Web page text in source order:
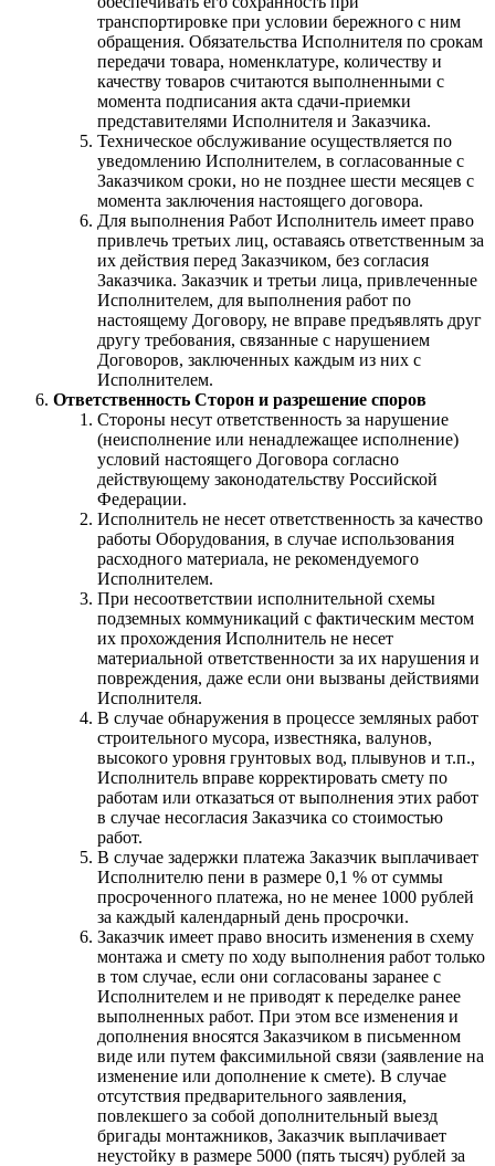
транспортировке при условии бережного с ним
обращения. Обязательства Исполнителя по срокам
передачи товара, номенклатуре, количеству и
качеству товаров считаются выполненными с
момента подписания акта сдачи-приемки
представителями Исполнителя и Заказчика.
Техническое обслуживание осуществляется по
уведомлению Исполнителем, в согласованные с
Заказчиком сроки, но не позднее шести месяцев с
момента заключения настоящего договора.
Для выполнения Работ Исполнитель имеет право
привлечь третьих лиц, оставаясь ответственным за
их действия перед Заказчиком, без согласия
Заказчика. Заказчик и третьи лица, привлеченные
Исполнителем, для выполнения работ по
настоящему Договору, не вправе предъявлять друг
другу требования, связанные с нарушением
Договоров, заключенных каждым из них с
Исполнителем.
Ответственность Сторон и разрешение споров
Стороны несут ответственность за нарушение
(неисполнение или ненадлежащее исполнение)
условий настоящего Договора согласно
действующему законодательству Российской
Федерации.
Исполнитель не несет ответственность за качество
работы Оборудования, в случае использования
расходного материала, не рекомендуемого
Исполнителем.
При несоответствии исполнительной схемы
подземных коммуникаций с фактическим местом
их прохождения Исполнитель не несет
материальной ответственности за их нарушения и
повреждения, даже если они вызваны действиями
Исполнителя.
В случае обнаружения в процессе земляных работ
строительного мусора, известняка, валунов,
высокого уровня грунтовых вод, плывунов и т.п.,
Исполнитель вправе корректировать смету по
работам или отказаться от выполнения этих работ
в случае несогласия Заказчика со стоимостью
работ.
В случае задержки платежа Заказчик выплачивает
Исполнителю пени в размере 0,1 % от суммы
просроченного платежа, но не менее 1000 рублей
за каждый календарный день просрочки.
Заказчик имеет право вносить изменения в схему
монтажа и смету по ходу выполнения работ только
в том случае, если они согласованы заранее с
Исполнителем и не приводят к переделке ранее
выполненных работ. При этом все изменения и
дополнения вносятся Заказчиком в письменном
виде или путем факсимильной связи (заявление на
изменение или дополнение к смете). В случае
отсутствия предварительного заявления,
повлекшего за собой дополнительный выезд
бригады монтажников, Заказчик выплачивает
неустойку в размере 5000 (пять тысяч) рублей за